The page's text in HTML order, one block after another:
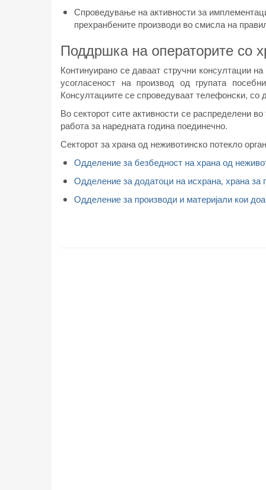
Спроведување на активности за
прехранбените производи во смисла на
Поддршка на операторите со
Континуирано се даваат стручни консултации
усогласеност на производ од групата
Консултациите се спроведуваат телефонски, со
Во секторот сите активности се распределени
работа за наредната година поединечно.
Секторот за храна од неживотинско потекло
Одделение за безбедност на храна од
Одделение за додатоци на исхрана, храна за
Одделение за производи и материјали кои